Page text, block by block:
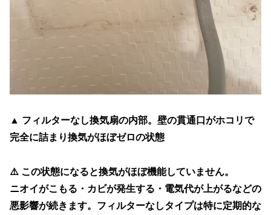
▲ フィルターなし換気扇の内部。壁の貫通口がホコリで
完全に詰まり換気がほぼゼロの状態
⚠️ この状態になると換気がほぼ機能していません。
ニオイがこもる・カビが発生する・電気代が上がるなどの
悪影響が続きます。フィルターなしタイプは特に定期的な